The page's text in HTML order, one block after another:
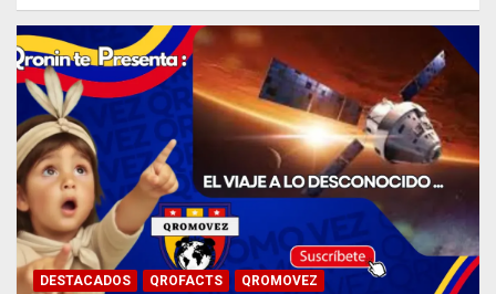
DESTACADOS QROFACTS QROMOVEZ